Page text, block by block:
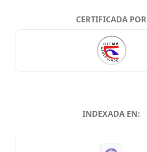
CERTIFICADA POR
INDEXADA EN: